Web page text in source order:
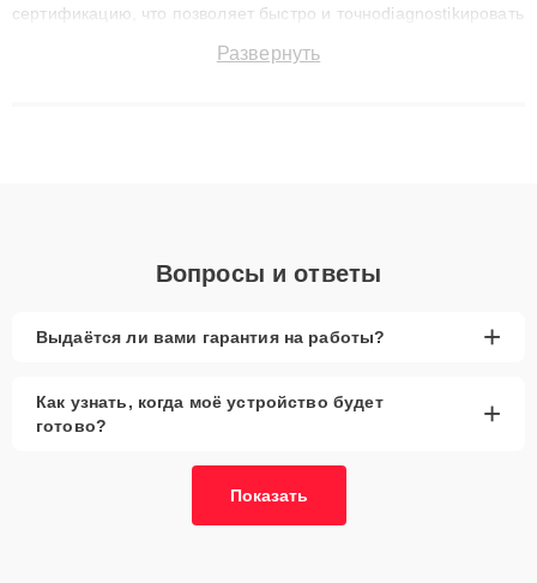
сертификацию, что позволяет быстро и точноdiagnostikировать
до 3 лет. Наши мастера решают сложные случаи: от замены
Развернуть
Вопросы и ответы
Выдаётся ли вами гарантия на работы? +
Как узнать, когда моё устройство будет
готово?
+
Показать